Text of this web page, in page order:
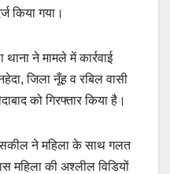
किया गया।
ने मामले में कार्रवाई
जिला नूँह व रबिल वासी
को गिरफ्तार किया है।
ने महिला के साथ गलत
महिला की अश्लील विडियों